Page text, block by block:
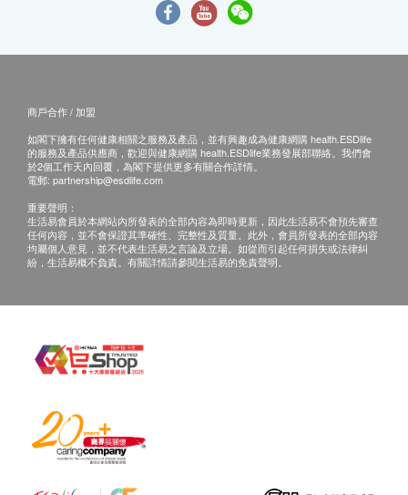
商戶合作 / 加盟
如閣下擁有任何健康相關之服務及產品，並有興趣成為健康網購 health.ESDlife
的服務及產品供應商，歡迎與健康網購 health.ESDlife業務發展部聯絡。我們會
於2個工作天內回覆，為閣下提供更多有關合作詳情。
電郵: partnership@esdlife.com
重要聲明：
生活易會員於本網站內所發表的全部內容為即時更新，因此生活易不會預先審查
任何內容，並不會保證其準確性、完整性及質量。此外，會員所發表的全部內容
均屬個人意見，並不代表生活易之言論及立場。如從而引起任何損失或法律糾
紛，生活易概不負責。有關詳情請參閱生活易的免責聲明。